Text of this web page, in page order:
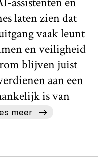
laten zien dat
vaak leunt
en veiligheid
blijven juist
aan een
is van
meer